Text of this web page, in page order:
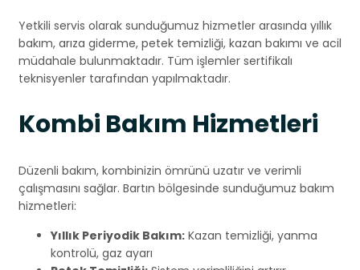
Yetkili servis olarak sunduğumuz hizmetler arasında yıllık
bakım, arıza giderme, petek temizliği, kazan bakımı ve acil
müdahale bulunmaktadır. Tüm işlemler sertifikalı
teknisyenler tarafından yapılmaktadır.
Kombi Bakım Hizmetleri
Düzenli bakım, kombinizin ömrünü uzatır ve verimli
çalışmasını sağlar. Bartın bölgesinde sunduğumuz bakım
hizmetleri:
Yıllık Periyodik Bakım: Kazan temizliği, yanma
kontrolü, gaz ayarı